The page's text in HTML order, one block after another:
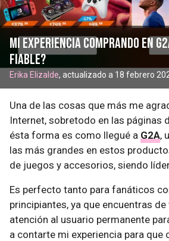
Mi experiencia comprando en
fiable?
Erika Elizalde, actualizado a 18 febrero
Una de las cosas que más me
Internet, sobretodo en las páginas
ésta forma es como llegué a G2A,
las más grandes en estos
de juegos y accesorios, siendo
Es perfecto tanto para fanáticos
principiantes, ya que encuentras
atención al usuario permanente
a contarte mi experiencia para que